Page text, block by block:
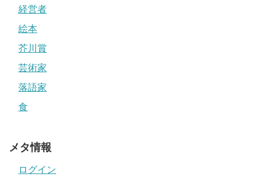
経営者
絵本
芥川賞
芸術家
落語家
食
メタ情報
ログイン